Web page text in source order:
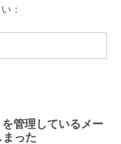
：
管理しているメー
った